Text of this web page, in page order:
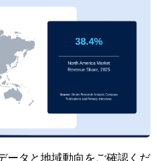
ータと地域動向をご確認くだ